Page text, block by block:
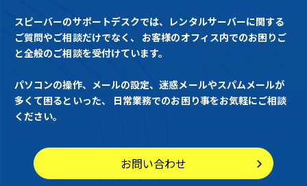
スピーバーのサポートデスクでは、レンタルサーバーに関する
ご質問やご相談だけでなく、 お客様のオフィス内でのお困りご
と全般のご相談を受付けています。
パソコンの操作、メールの設定、迷惑メールやスパムメールが
多くて困るといった、
日常業務でのお困り事をお気軽にご相談
ください。
お問い合わせ